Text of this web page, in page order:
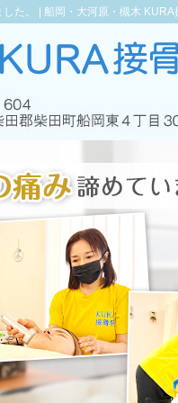
た。 | 船岡・大河原・槻木 KURA